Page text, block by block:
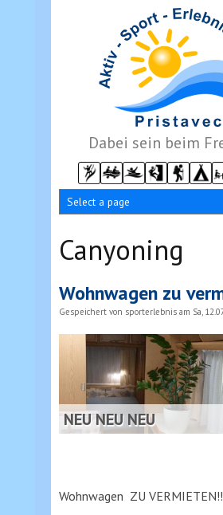
Dabei sein beim
Canyoning
Wohnwagen zu
Gespeichert von sporterlebnis am Sa,
NEU NEU NEU
Wohnwagen ZU